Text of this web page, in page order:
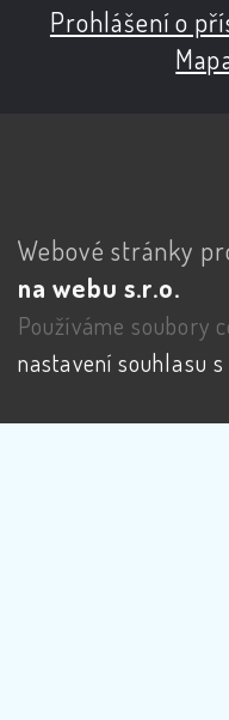
Prohlášení o
Webové stránky
na webu s.r.o.
Používáme soubory
nastavení souhlasu